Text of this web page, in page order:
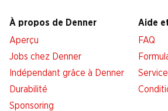
À propos de Denner
Aperçu
Jobs chez Denner
Indépendant grâce à Denner
Durabilité
Sponsoring
Aide
FAQ